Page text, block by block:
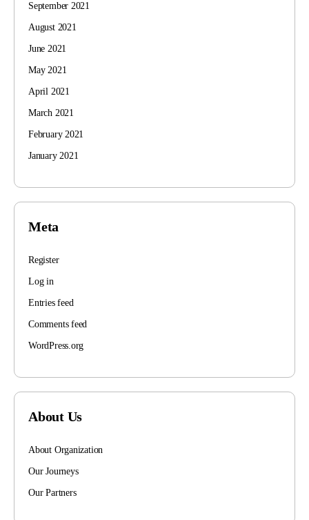
September 2021
August 2021
June 2021
May 2021
April 2021
March 2021
February 2021
January 2021
Meta
Register
Log in
Entries feed
Comments feed
WordPress.org
About Us
About Organization
Our Journeys
Our Partners